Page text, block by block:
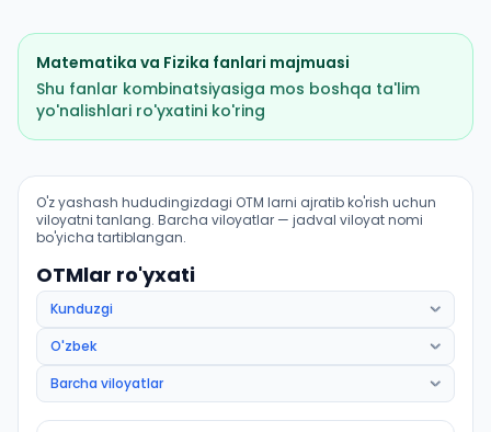
Matematika va Fizika fanlari majmuasi
Shu fanlar kombinatsiyasiga mos boshqa ta'lim
yo'nalishlari ro'yxatini ko'ring
Amaliy matematika (Angor tumani): OTM lar
O'z yashash hududingizdagi OTM larni ajratib ko'rish uchun
viloyatni tanlang. Barcha viloyatlar — jadval viloyat nomi
bo'yicha tartiblangan.
OTMlar ro'yxati